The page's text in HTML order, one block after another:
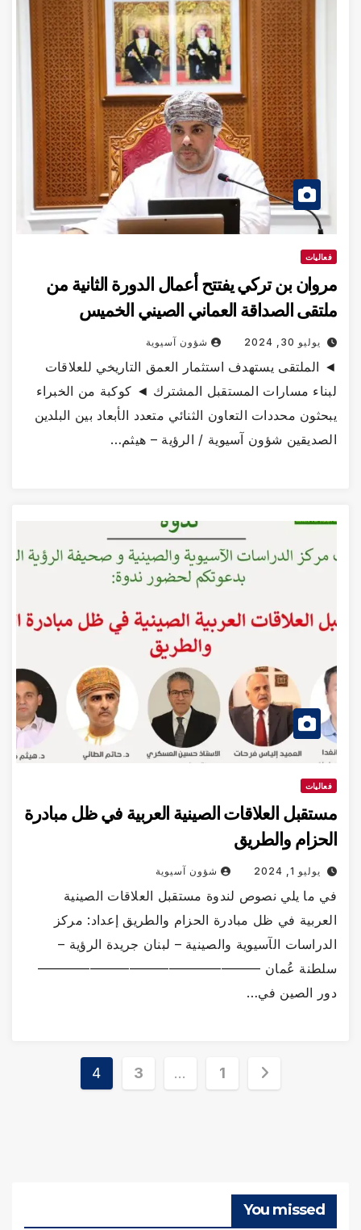
فعاليات
مروان بن تركي يفتتح أعمال الدورة الثانية من
ملتقى الصداقة العماني الصيني الخميس
يوليو 30, 2024 شؤون آسيوية
◄ الملتقى يستهدف استثمار العمق التاريخي للعلاقات
لبناء مسارات المستقبل المشترك ◄ كوكبة من الخبراء
يبحثون محددات التعاون الثنائي متعدد الأبعاد بين البلدين
الصديقين شؤون آسيوية / الرؤية – هيثم…
فعاليات
مستقبل العلاقات الصينية العربية في ظل مبادرة
الحزام والطريق
يوليو 1, 2024 شؤون آسيوية
في ما يلي نصوص لندوة مستقبل العلاقات الصينية
العربية في ظل مبادرة الحزام والطريق إعداد: مركز
الدراسات الآسيوية والصينية – لبنان جريدة الرؤية –
سلطنة عُمان —————————————————
دور الصين في…
تعدد
1
…
3
4
You missed